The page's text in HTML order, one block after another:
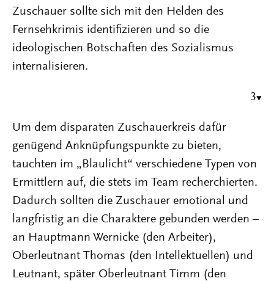
Zuschauer sollte sich mit den Helden des
Fernsehkrimis identifizieren und so die
ideologischen Botschaften des Sozialismus
internalisieren.
3
Um dem disparaten Zuschauerkreis dafür
genügend Anknüpfungspunkte zu bieten,
tauchten im „Blaulicht“ verschiedene Typen von
Ermittlern auf, die stets im Team recherchierten.
Dadurch sollten die Zuschauer emotional und
langfristig an die Charaktere gebunden werden –
an Hauptmann Wernicke (den Arbeiter),
Oberleutnant Thomas (den Intellektuellen) und
Leutnant, später Oberleutnant Timm (den